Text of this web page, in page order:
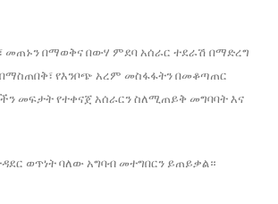
መጠኑን በማወቅና በውሃ ምደባ አሰራር ተደራሽ በማድረግ
የእንቦጭ አረም መስፋፋትን በመቆጣጠር
መፍታት የተቀናጀ አሰራርን ስለሚጠይቅ መግባባት እና
ወጥነት ባለው አግባብ መተግበርን ይጠይቃል።